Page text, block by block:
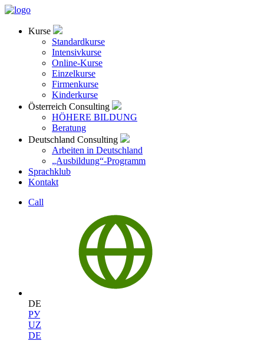
Kurse
Standardkurse
Intensivkurse
Online-Kurse
Einzelkurse
Firmenkurse
Kinderkurse
Österreich Consulting
HÖHERE BILDUNG
Beratung
Deutschland Consulting
Arbeiten in Deutschland
„Ausbildung“-Programm
Sprachklub
Kontakt
Call
DE
РУ
UZ
DE